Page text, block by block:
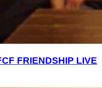
FRIENDSHIP LIVE